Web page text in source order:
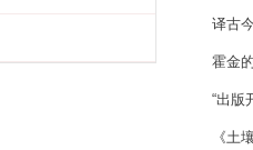
译古
霍金
“出版
《土